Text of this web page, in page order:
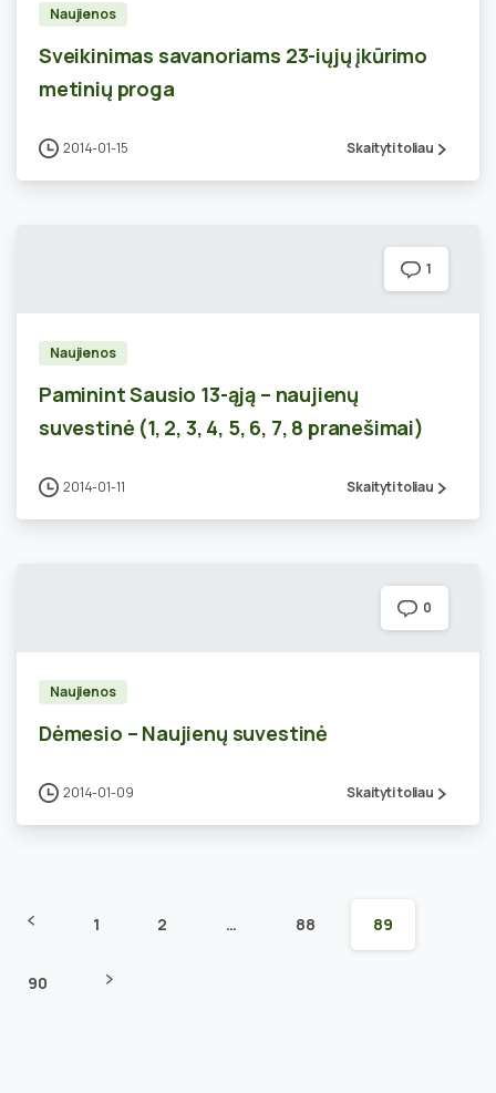
Naujienos
Sveikinimas savanoriams 23-iųjų įkūrimo
metinių proga
2014-01-15 Skaityti toliau
1
Naujienos
Paminint Sausio 13-ąją – naujienų
suvestinė (1, 2, 3, 4, 5, 6, 7, 8 pranešimai)
2014-01-11 Skaityti toliau
0
Naujienos
Dėmesio – Naujienų suvestinė
2014-01-09 Skaityti toliau
1 2 … 88 89
90